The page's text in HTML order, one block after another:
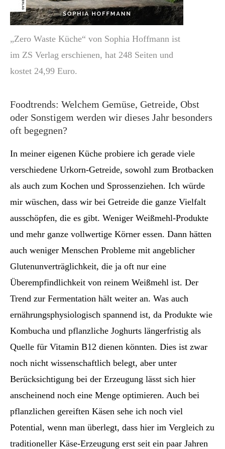
„Zero Waste Küche“ von Sophia Hoffmann ist
im ZS Verlag erschienen, hat 248 Seiten und
kostet 24,99 Euro.
Foodtrends: Welchem Gemüse, Getreide, Obst
oder Sonstigem werden wir dieses Jahr besonders
oft begegnen?
In meiner eigenen Küche probiere ich gerade viele
verschiedene Urkorn-Getreide, sowohl zum Brotbacken
als auch zum Kochen und Sprossenziehen. Ich würde
mir wüschen, dass wir bei Getreide die ganze Vielfalt
ausschöpfen, die es gibt. Weniger Weißmehl-Produkte
und mehr ganze vollwertige Körner essen. Dann hätten
auch weniger Menschen Probleme mit angeblicher
Glutenunverträglichkeit, die ja oft nur eine
Überempfindlichkeit von reinem Weißmehl ist. Der
Trend zur Fermentation hält weiter an. Was auch
ernährungsphysiologisch spannend ist, da Produkte wie
Kombucha und pflanzliche Joghurts längerfristig als
Quelle für Vitamin B12 dienen könnten. Dies ist zwar
noch nicht wissenschaftlich belegt, aber unter
Berücksichtigung bei der Erzeugung lässt sich hier
anscheinend noch eine Menge optimieren. Auch bei
pflanzlichen gereiften Käsen sehe ich noch viel
Potential, wenn man überlegt, dass hier im Vergleich zu
traditioneller Käse-Erzeugung erst seit ein paar Jahren